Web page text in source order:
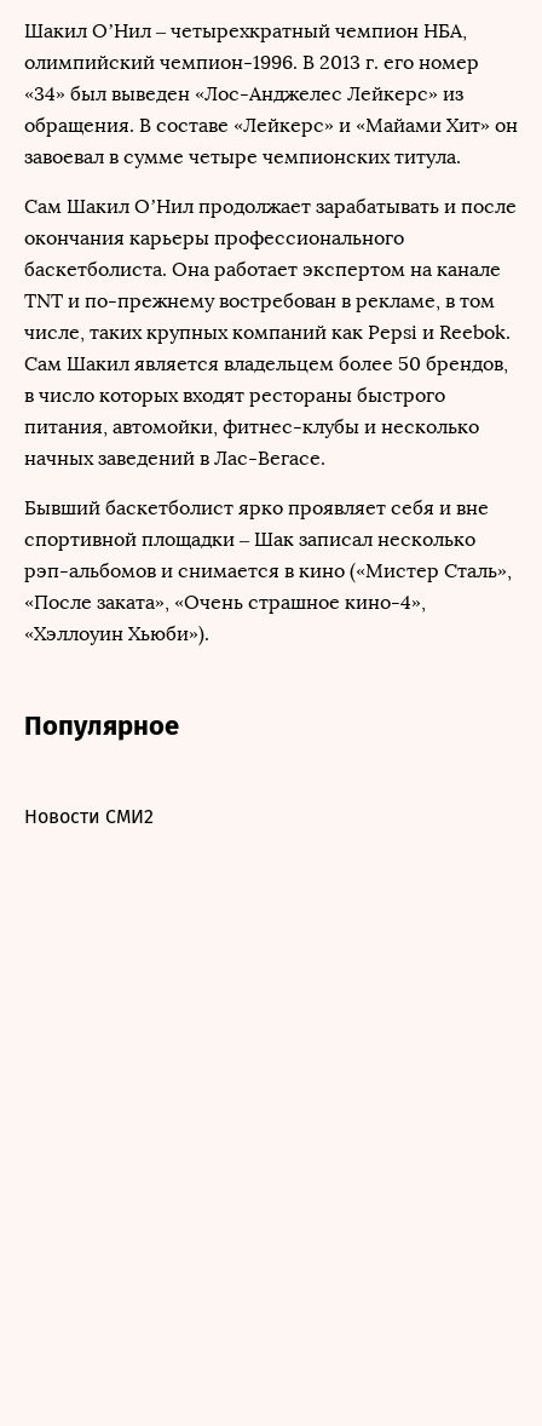
Шакил О’Нил – четырехкратный чемпион НБА,
олимпийский чемпион-1996. В 2013 г. его номер
«34» был выведен «Лос-Анджелес Лейкерс» из
обращения. В составе «Лейкерс» и «Майами Хит» он
завоевал в сумме четыре чемпионских титула.
Сам Шакил О’Нил продолжает зарабатывать и после
окончания карьеры профессионального
баскетболиста. Она работает экспертом на канале
TNT и по-прежнему востребован в рекламе, в том
числе, таких крупных компаний как Pepsi и Reebok.
Сам Шакил является владельцем более 50 брендов,
в число которых входят рестораны быстрого
питания, автомойки, фитнес-клубы и несколько
начных заведений в Лас-Вегасе.
Бывший баскетболист ярко проявляет себя и вне
спортивной площадки – Шак записал несколько
рэп-альбомов и снимается в кино («Мистер Сталь»,
«После заката», «Очень страшное кино-4»,
«Хэллоуин Хьюби»).
Популярное
Новости СМИ2